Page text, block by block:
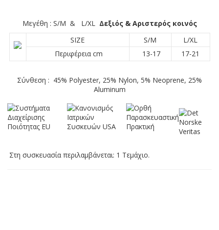
Μεγέθη : S/M & L/XL Δεξιός & Αριστερός κοινός
SIZE
S/M
L/XL
Περιφέρεια cm
13-17 17-21
Σύνθεση : 45% Polyester, 25% Nylon, 5% Neoprene, 25%
Aluminum
Στη συσκευασία περιλαμβάνεται: 1 Τεμάχιο.